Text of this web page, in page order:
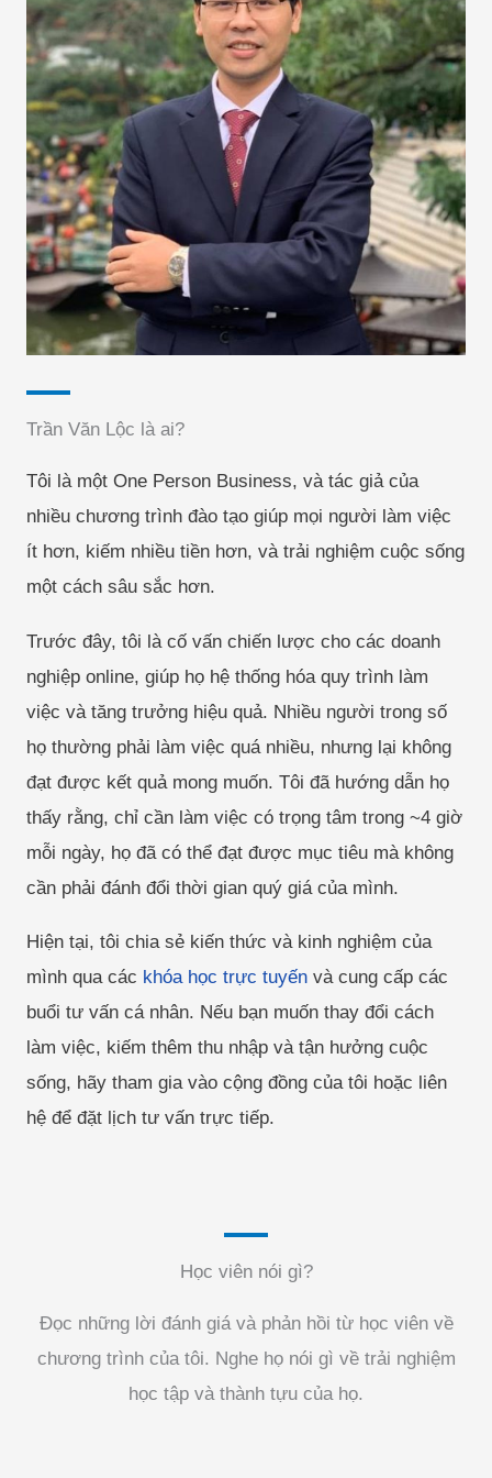
Trần Văn Lộc là ai?
Tôi là một One Person Business, và tác giả của
nhiều chương trình đào tạo giúp mọi người làm việc
ít hơn, kiếm nhiều tiền hơn, và trải nghiệm cuộc sống
một cách sâu sắc hơn.
Trước đây, tôi là cố vấn chiến lược cho các doanh
nghiệp online, giúp họ hệ thống hóa quy trình làm
việc và tăng trưởng hiệu quả. Nhiều người trong số
họ thường phải làm việc quá nhiều, nhưng lại không
đạt được kết quả mong muốn. Tôi đã hướng dẫn họ
thấy rằng, chỉ cần làm việc có trọng tâm trong ~4 giờ
mỗi ngày, họ đã có thể đạt được mục tiêu mà không
cần phải đánh đổi thời gian quý giá của mình.
Hiện tại, tôi chia sẻ kiến thức và kinh nghiệm của
mình qua các khóa học trực tuyến và cung cấp các
buổi tư vấn cá nhân. Nếu bạn muốn thay đổi cách
làm việc, kiếm thêm thu nhập và tận hưởng cuộc
sống, hãy tham gia vào cộng đồng của tôi hoặc liên
hệ để đặt lịch tư vấn trực tiếp.
Học viên nói gì?
Đọc những lời đánh giá và phản hồi từ học viên về
chương trình của tôi. Nghe họ nói gì về trải nghiệm
học tập và thành tựu của họ.